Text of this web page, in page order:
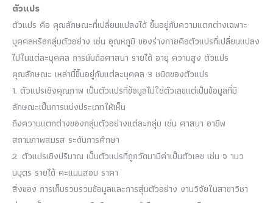
ตัวแปร
ตัวแปร คือ คุณลักษณะที่เปลี่ยนแปลงได้ ขึ้นอยู่กับความแตกต่างเฉพาะ
บุคคลหรือกลุ่มตัวอย่าง เช่น อุณหภูมิ ของร่างกายคือตัวแปรที่เปลี่ยนแปลง
ไปในแต่ละบุคคล การนับถือศาสนา รายได้ อายุ ความสูง ตัวแปร
คุณลักษณะ เหล่านี้ขึ้นอยู่กับแต่ละบุคคล 3 ชนิดของตัวแปร
1. ตัวแปรเชิงคุณภาพ เป็นตัวแปรที่ข้อมูลไม่ใช่ตัวเลขแต่เป็นข้อมูลที่มี
ลักษณะเป็นการแบ่งประเภทให้เห็น
ถึงความแตกต่างของกลุ่มตัวอย่างแต่ละกลุ่ม เช่น ศาสนา อาชีพ
สถานภาพสมรส ระดับการศึกษา
2. ตัวแปรเชิงปริมาณ เป็นตัวแปรที่ถูกวัดมามีค่าเป็นตัวเลข เช่น จ านว
นบุตร รายได้ คะแนนสอบ ราคา
สิ่งของ การเก็บรวบรวมข้อมูลและการสุ่มตัวอย่าง งานวิจัยในสาขาวิชา